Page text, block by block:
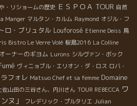
・リショームの歴史 ＥＳＰＯＡ TOUR 自然
Manger マルタン・カルム Raymond オジル・フ
ロ・ブリュタル Louforosé Etienne Deiss 鳥
Bistro Le Verre Volé 桜島2016 La Colline
オーナーのギヨム Lurons シルヴァン・ボック
ヴィニョブル・エリオン・ダ・ロス ロバ・
フォレ Matsuo Chef et sa femme Domaine
佐山田の三谷さん、内川さん TOUR REBECCA ワ
ヌ」
フレデリック・プルタリエ Julian